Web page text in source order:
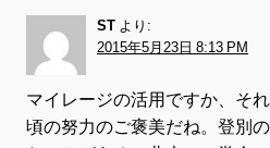
ST より:
2015年5月23日 8:13 PM
マイレージの活用ですか、そ
頃の努力のご褒美だね。登別